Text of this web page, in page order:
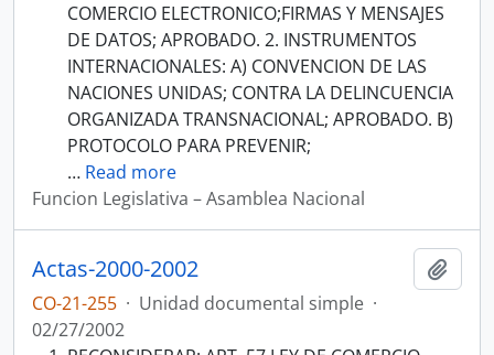
COMERCIO ELECTRONICO;FIRMAS Y MENSAJES
DE DATOS; APROBADO. 2. INSTRUMENTOS
INTERNACIONALES: A) CONVENCION DE LAS
NACIONES UNIDAS; CONTRA LA DELINCUENCIA
ORGANIZADA TRANSNACIONAL; APROBADO. B)
PROTOCOLO PARA PREVENIR;
… Read more
Funcion Legislativa – Asamblea Nacional
Actas-2000-2002
CO-21-255 · Unidad documental simple ·
02/27/2002